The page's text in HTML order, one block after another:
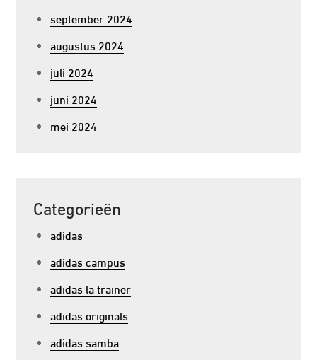
september 2024
augustus 2024
juli 2024
juni 2024
mei 2024
Categorieën
adidas
adidas campus
adidas la trainer
adidas originals
adidas samba